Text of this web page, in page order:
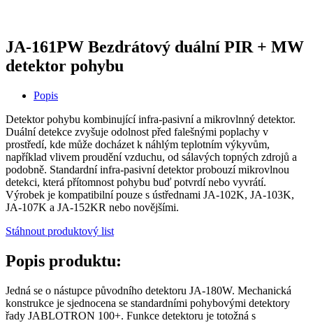
JA-161PW Bezdrátový duální PIR + MW
detektor pohybu
Popis
Detektor pohybu kombinující infra-pasivní a mikrovlnný detektor.
Duální detekce zvyšuje odolnost před falešnými poplachy v
prostředí, kde může docházet k náhlým teplotním výkyvům,
například vlivem proudění vzduchu, od sálavých topných zdrojů a
podobně. Standardní infra-pasivní detektor probouzí mikrovlnou
detekci, která přítomnost pohybu buď potvrdí nebo vyvrátí.
Výrobek je kompatibilní pouze s ústřednami JA-102K, JA-103K,
JA-107K a JA-152KR nebo novějšími.
Stáhnout produktový list
Popis produktu:
Jedná se o nástupce původního detektoru JA-180W. Mechanická
konstrukce je sjednocena se standardními pohybovými detektory
řady JABLOTRON 100+. Funkce detektoru je totožná s